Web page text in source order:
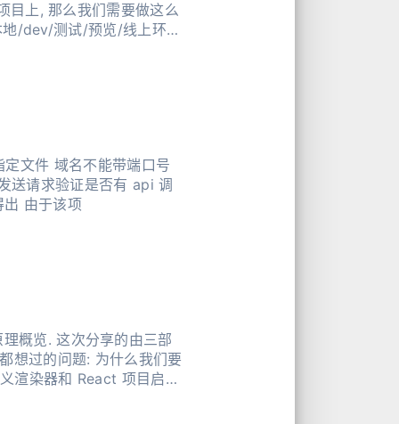
目上, 那么我们需要做这么
送请求验证是否有 api 调
用权限(重要) 初始化 api 时, 配置参数要带校验签名, 该签名由 signature + 当前域名计算得出 由于该项
概览. 这次分享的由三部
想过的问题: 为什么我们要
渲染器和 React 项目启动